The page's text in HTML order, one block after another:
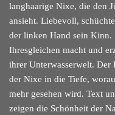
langhaarige Nixe, die den
ansieht. Liebevoll,
der linken Hand sein Kinn.
Ihresgleichen macht und
ihrer Unterwasserwelt.
der Nixe in die Tiefe,
mehr gesehen wird. Text
zeigen die Schönheit der